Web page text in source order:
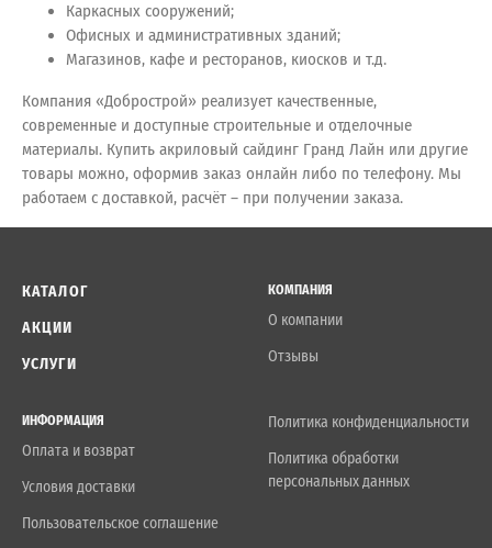
Каркасных сооружений;
Офисных и административных зданий;
Магазинов, кафе и ресторанов, киосков и т.д.
Компания «Добрострой» реализует качественные,
современные и доступные строительные и отделочные
материалы. Купить акриловый сайдинг Гранд Лайн или другие
товары можно, оформив заказ онлайн либо по телефону. Мы
работаем с доставкой, расчёт – при получении заказа.
КАТАЛОГ
АКЦИИ
УСЛУГИ
КОМПАНИЯ
О компании
Отзывы
ИНФОРМАЦИЯ
Оплата и возврат
Условия доставки
Пользовательское соглашение
Политика конфиденциальности
Политика обработки
персональных данных